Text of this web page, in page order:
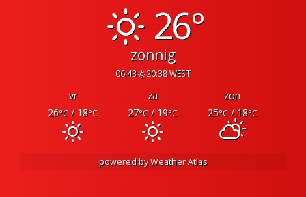
26°
zonnig
06:43 20:38 WEST
vr za
zon
26°C/ 18°C 27°C/ 19°C 25°C/ 18°C
powered byWeather Atlas